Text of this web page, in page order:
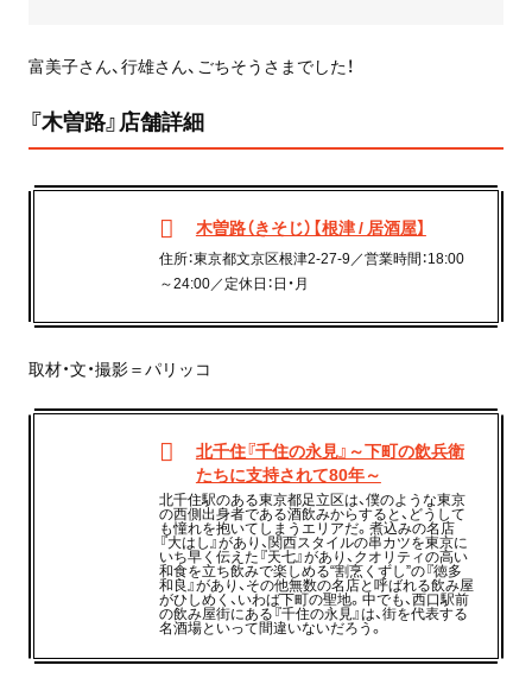
富美子さん、行雄さん、ごちそうさまでした！
『木曽路』店舗詳細
木曽路（きそじ）【根津 / 居酒屋】
住所：東京都文京区根津2-27-9／営業時間：18:00
～24:00／定休日：日・月
取材・文・撮影＝パリッコ
北千住『千住の永見』～下町の飲兵衛
たちに支持されて80年～
北千住駅のある東京都足立区は、僕のような東京
の西側出身者である酒飲みからすると、どうして
も憧れを抱いてしまうエリアだ。煮込みの名店
『大はし』があり、関西スタイルの串カツを東京に
いち早く伝えた『天七』があり、クオリティの高い
和食を立ち飲みで楽しめる“割烹くずし”の『徳多
和良』があり、その他無数の名店と呼ばれる飲み屋
がひしめく、いわば下町の聖地。中でも、西口駅前
の飲み屋街にある『千住の永見』は、街を代表する
名酒場といって間違いないだろう。